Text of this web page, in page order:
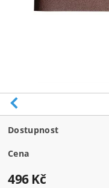
Dostupnost
Cena
496 Kč